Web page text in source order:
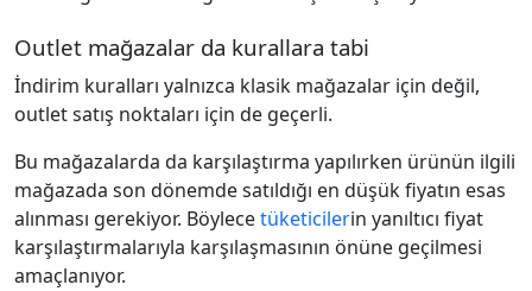
Outlet mağazalar da kurallara tabi
İndirim kuralları yalnızca klasik mağazalar için değil,
outlet satış noktaları için de geçerli.
Bu mağazalarda da karşılaştırma yapılırken ürünün ilgili
mağazada son dönemde satıldığı en düşük fiyatın esas
alınması gerekiyor. Böylecetüketicilerin yanıltıcı fiyat
karşılaştırmalarıyla karşılaşmasının önüne geçilmesi
amaçlanıyor.